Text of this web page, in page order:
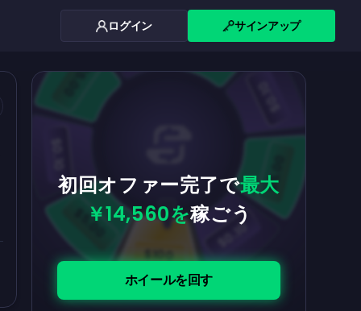
ログイン サインアップ
初回オファー完了で最大
￥14,560を稼ごう
ホイールを回す
$100
$5.00
$5.00
$0.10 $5.00
$5.00
$0.10